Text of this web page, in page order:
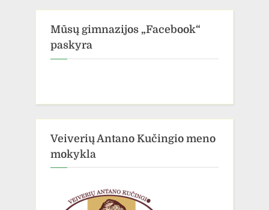
Mūsų gimnazijos „Facebook“
paskyra
Veiverių Antano Kučingio meno
mokykla